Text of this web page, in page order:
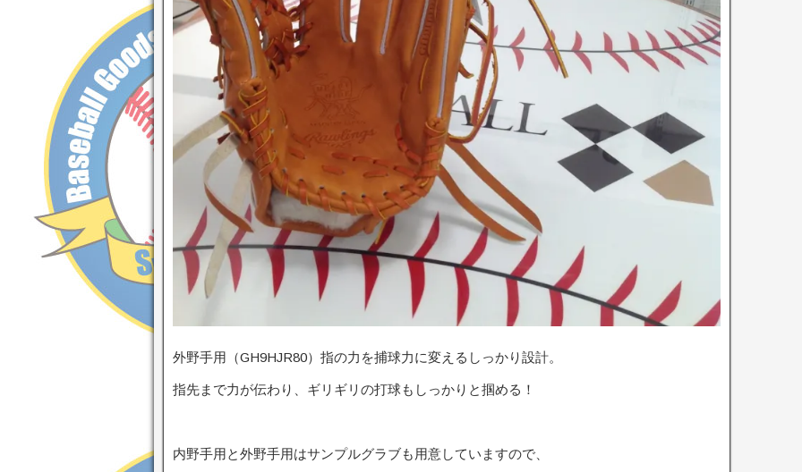
外野手用（GH9HJR80）指の力を捕球力に変えるしっかり設計。
指先まで力が伝わり、ギリギリの打球もしっかりと掴める！
内野手用と外野手用はサンプルグラブも用意していますので、